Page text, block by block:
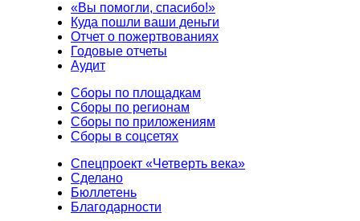
«Вы помогли, спасибо!»
Куда пошли ваши деньги
Отчет о пожертвованиях
Годовые отчеты
Аудит
Сборы по площадкам
Сборы по регионам
Сборы по приложениям
Сборы в соцсетях
Спецпроект «Четверть века»
Сделано
Бюллетень
Благодарности